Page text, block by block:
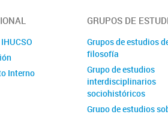
Interno
GRUPOS DE
Grupos de estudios
filosofía
Grupo de estudios
interdisciplinarios
sociohistóricos
Grupo de estudios